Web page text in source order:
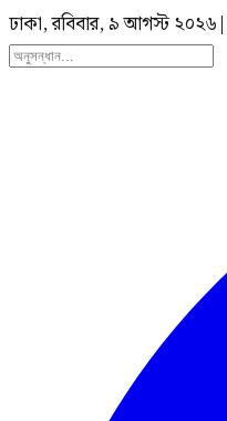
ঢাকা, রবিবার, ৯ আগস্ট ২০২৬|